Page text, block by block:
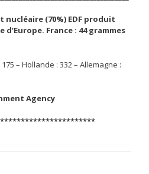
nucléaire (70%) EDF produit
France : 44 grammes
– Hollande : 332 – Allemagne :
Agency